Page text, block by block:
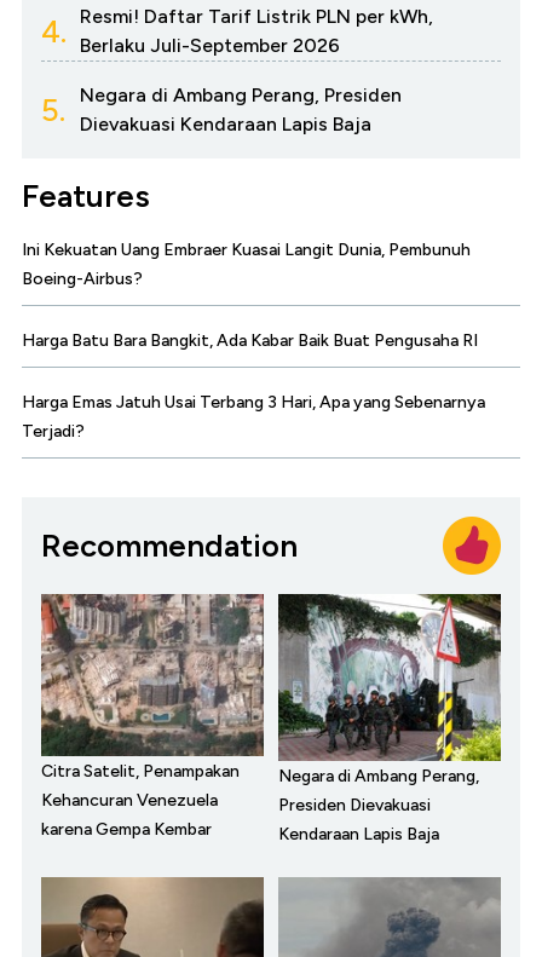
4.
Resmi! Daftar Tarif Listrik PLN per kWh,
Berlaku Juli-September 2026
5.
Negara di Ambang Perang, Presiden
Dievakuasi Kendaraan Lapis Baja
Features
Ini Kekuatan Uang Embraer Kuasai Langit Dunia, Pembunuh
Boeing-Airbus?
Harga Batu Bara Bangkit, Ada Kabar Baik Buat Pengusaha RI
Harga Emas Jatuh Usai Terbang 3 Hari, Apa yang Sebenarnya
Terjadi?
Recommendation
Citra Satelit, Penampakan
Kehancuran Venezuela
karena Gempa Kembar
Negara di Ambang Perang,
Presiden Dievakuasi
Kendaraan Lapis Baja